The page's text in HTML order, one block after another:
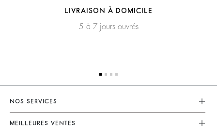
LIVRAISON À DOMICILE
5 à 7 jours ouvrés
NOS SERVICES
Service Client
MEILLEURES VENTES